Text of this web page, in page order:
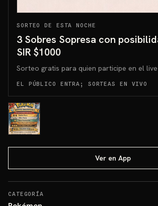
SORTEO DE ESTA NOCHE
3 Sobres Sopresa con
SIR $1000
Sorteo gratis para quien participe en el live
EL PÚBLICO ENTRA; SORTEAS EN VIVO
Ver en App
CATEGORÍA